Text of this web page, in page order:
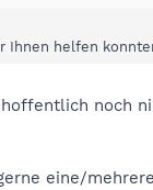
Ihnen helfen
noch
eine/